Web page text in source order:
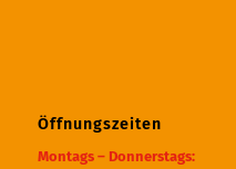
Öffnungszeiten
Montags – Donnerstags: